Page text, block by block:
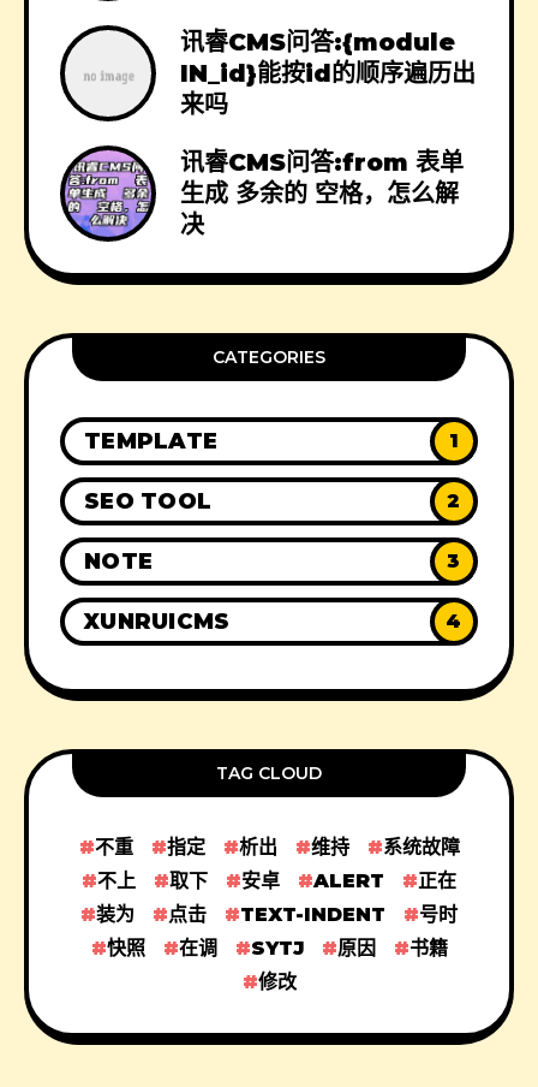
讯睿CMS问答:{module
IN_id}能按id的顺序遍历出
来吗
讯睿CMS问答:from 表单
生成 多余的 空格，怎么解
决
CATEGORIES
TEMPLATE 1
SEO TOOL 2
NOTE 3
XUNRUICMS 4
TAG CLOUD
不重 指定 析出 维持
系统故障
不上
取下 安卓 ALERT
正在
装为
点击 TEXT-INDENT
号时
快照
在调 SYTJ 原因
书籍
修改